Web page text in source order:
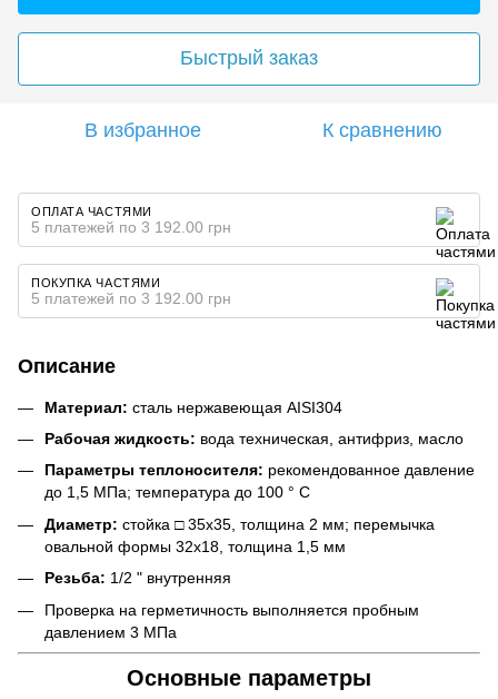
Быстрый заказ
В избранное К сравнению
ОПЛАТА ЧАСТЯМИ
5 платежей по 3 192.00 грн
ПОКУПКА ЧАСТЯМИ
5 платежей по 3 192.00 грн
Описание
Материал: сталь нержавеющая AISI304
Рабочая жидкость: вода техническая, антифриз, масло
Параметры теплоносителя: рекомендованное давление
до 1,5 МПа; температура до 100 ° С
Диаметр: стойка □ 35х35, толщина 2 мм; перемычка
овальной формы 32х18, толщина 1,5 мм
Резьба: 1/2 " внутренняя
Проверка на герметичность выполняется пробным
давлением 3 МПа
Основные параметры